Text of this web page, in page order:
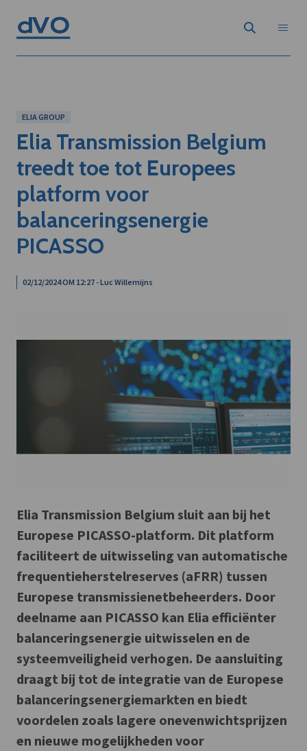
ELIA GROUP
Elia Transmission Belgium
treedt toe tot Europees
platform voor
balanceringsenergie
PICASSO
02/12/2024 OM 12:27 - Luc Willemijns
Elia Transmission Belgium sluit aan bij het
Europese PICASSO-platform. Dit platform
faciliteert de uitwisseling van automatische
frequentieherstelreserves (aFRR) tussen
Europese transmissienetbeheerders. Door
deelname aan PICASSO kan Elia efficiënter
balanceringsenergie uitwisselen en de
systeemveiligheid verhogen. De aansluiting
draagt bij tot de integratie van de Europese
balanceringsenergiemarkten en biedt
voordelen zoals lagere onevenwichtsprijzen
en nieuwe mogelijkheden voor